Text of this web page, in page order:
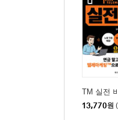
“8개월 동안
3. 〈의정부
“수강 10일
4. 〈부산 33
“수강 43일 만
“두 달 고민
6. 〈부산 30
TM 실전
13,770원